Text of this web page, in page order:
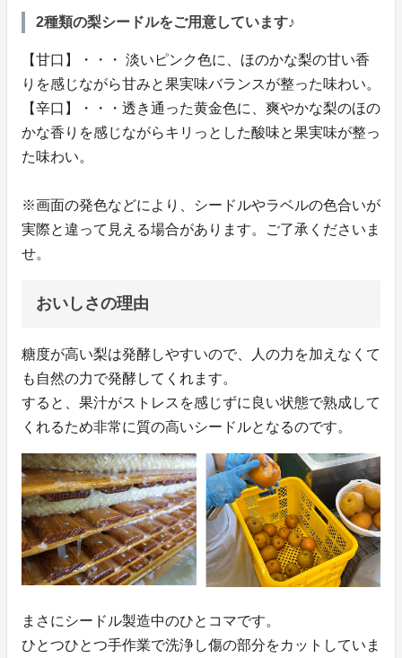
2種類の梨シードルをご用意しています♪
【甘口】・・・ 淡いピンク色に、ほのかな梨の甘い香
りを感じながら甘みと果実味バランスが整った味わい。
【辛口】・・・透き通った黄金色に、爽やかな梨のほの
かな香りを感じながらキリっとした酸味と果実味が整っ
た味わい。
※画面の発色などにより、シードルやラベルの色合いが
実際と違って見える場合があります。ご了承くださいま
せ。
おいしさの理由
糖度が高い梨は発酵しやすいので、人の力を加えなくて
も自然の力で発酵してくれます。
すると、果汁がストレスを感じずに良い状態で熟成して
くれるため非常に質の高いシードルとなるのです。
まさにシードル製造中のひとコマです。
ひとつひとつ手作業で洗浄し傷の部分をカットしていま